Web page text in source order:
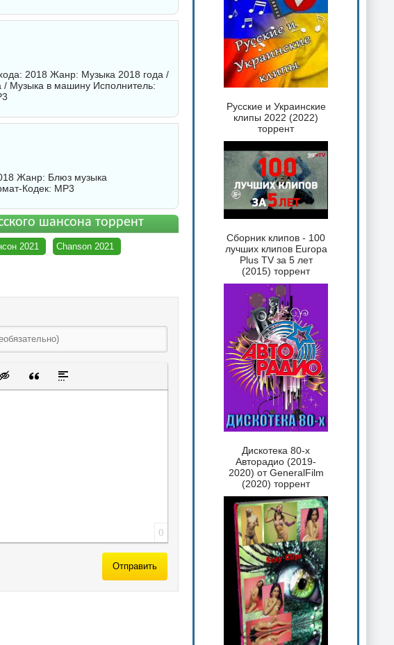
2018 Жанр: Музыка 2018 года /
Музыка в машину Исполнитель:
Жанр: Блюз музыка
Кодек: MP3
шансона торрент
2021 Chanson 2021
ссылку
смайликскрытого текста
Вставка цитаты
Вставка спойлера
0
Отправить
Русские и Украинские
клипы 2022 (2022)
торрент
Сборник клипов - 100
лучших клипов Europa
Plus TV за 5 лет
(2015) торрент
Дискотека 80-х
Авторадио (2019-
2020) от GeneralFilm
(2020) торрент